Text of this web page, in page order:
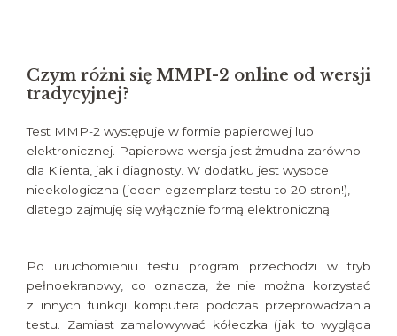
Czym różni się MMPI-2 online od wersji
tradycyjnej?
Test MMP-2 występuje w formie papierowej lub
elektronicznej. Papierowa wersja jest żmudna zarówno
dla Klienta, jak i diagnosty. W dodatku jest wysoce
nieekologiczna (jeden egzemplarz testu to 20 stron!),
dlatego zajmuję się wyłącznie formą elektroniczną.
Po uruchomieniu testu program przechodzi w tryb
pełnoekranowy, co oznacza, że nie można korzystać
z innych funkcji komputera podczas przeprowadzania
testu. Zamiast zamalowywać kółeczka (jak to wygląda